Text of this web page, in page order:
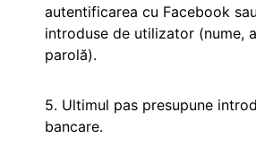
autentificarea cu Facebook
introduse de utilizator (nume,
parolă).
5. Ultimul pas presupune
bancare.